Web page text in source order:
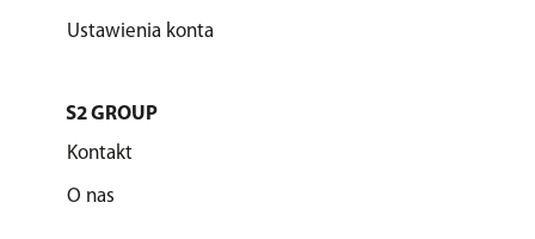
Ustawienia konta
S2 GROUP
Kontakt
O nas